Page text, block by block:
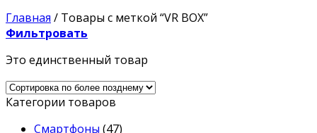
Главная / Товары с меткой “VR BOX”
Фильтровать
Это единственный товар
Категории товаров
Смартфоны (47)